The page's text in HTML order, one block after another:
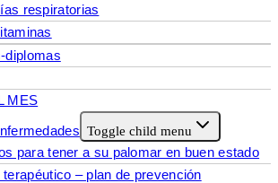
respiratorias
diplomas
MES
Toggle child menu
para tener a su palomar en buen estado
terapéutico – plan de prevención